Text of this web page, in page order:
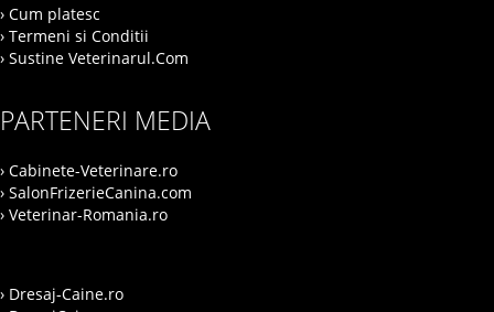
› Cum platesc
› Termeni si Conditii
› Sustine Veterinarul.Com
PARTENERI MEDIA
› Cabinete-Veterinare.ro
› SalonFrizerieCanina.com
› Veterinar-Romania.ro
› Dresaj-Caine.ro